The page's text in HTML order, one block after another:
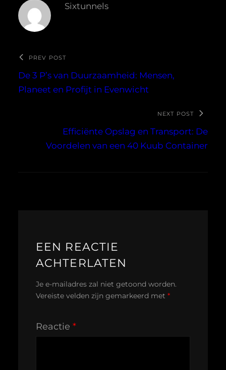
Sixtunnels
PREV POST
De 3 P’s van Duurzaamheid: Mensen,
Planeet en Profijt in Evenwicht
NEXT POST
Efficiënte Opslag en Transport: De
Voordelen van een 40 Kuub Container
EEN REACTIE
ACHTERLATEN
Je e-mailadres zal niet getoond worden.
Vereiste velden zijn gemarkeerd met *
Reactie *